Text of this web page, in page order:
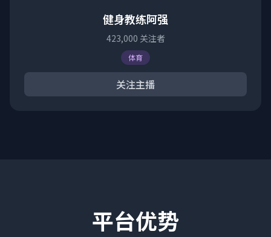
健身教练阿强
423,000 关注者
体育
关注主播
平台优势